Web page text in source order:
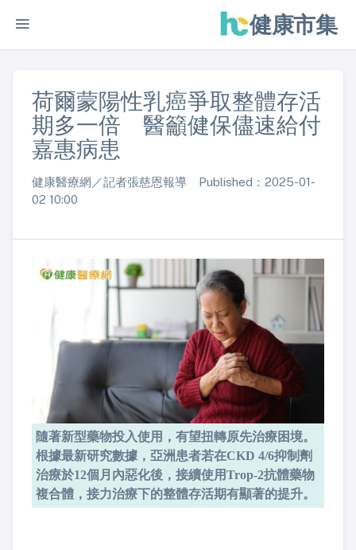
健康市集
荷爾蒙陽性乳癌爭取整體存活
期多一倍 醫籲健保儘速給付
嘉惠病患
健康醫療網／記者張慈恩報導 Published：2025-01-
02 10:00
隨著新型藥物投入使用，有望扭轉原先治療困境。
根據最新研究數據，亞洲患者若在CKD 4/6抑制劑
治療於12個月內惡化後，接續使用Trop-2抗體藥物
複合體，接力治療下的整體存活期有顯著的提升。